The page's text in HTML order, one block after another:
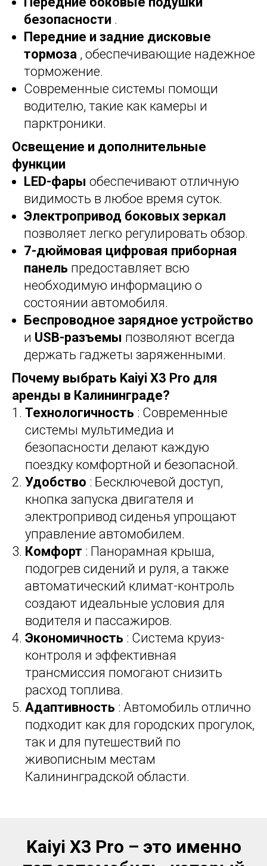
безопасности .
Передние и задние дисковые
тормоза , обеспечивающие надежное
торможение.
Современные системы помощи
водителю, такие как камеры и
парктроники.
Освещение и дополнительные
функции
LED-фары обеспечивают отличную
видимость в любое время суток.
Электропривод боковых зеркал
позволяет легко регулировать обзор.
7-дюймовая цифровая приборная
панель предоставляет всю
необходимую информацию о
состоянии автомобиля.
Беспроводное зарядное устройство
и USB-разъемы позволяют всегда
держать гаджеты заряженными.
Почему выбрать Kaiyi X3 Pro для
аренды в Калининграде?
Технологичность : Современные
системы мультимедиа и
безопасности делают каждую
поездку комфортной и безопасной.
Удобство : Бесключевой доступ,
кнопка запуска двигателя и
электропривод сиденья упрощают
управление автомобилем.
Комфорт : Панорамная крыша,
подогрев сидений и руля, а также
автоматический климат-контроль
создают идеальные условия для
водителя и пассажиров.
Экономичность : Система круиз-
контроля и эффективная
трансмиссия помогают снизить
расход топлива.
Адаптивность : Автомобиль отлично
подходит как для городских прогулок,
так и для путешествий по
живописным местам
Калининградской области.
Kaiyi X3 Pro – это именно